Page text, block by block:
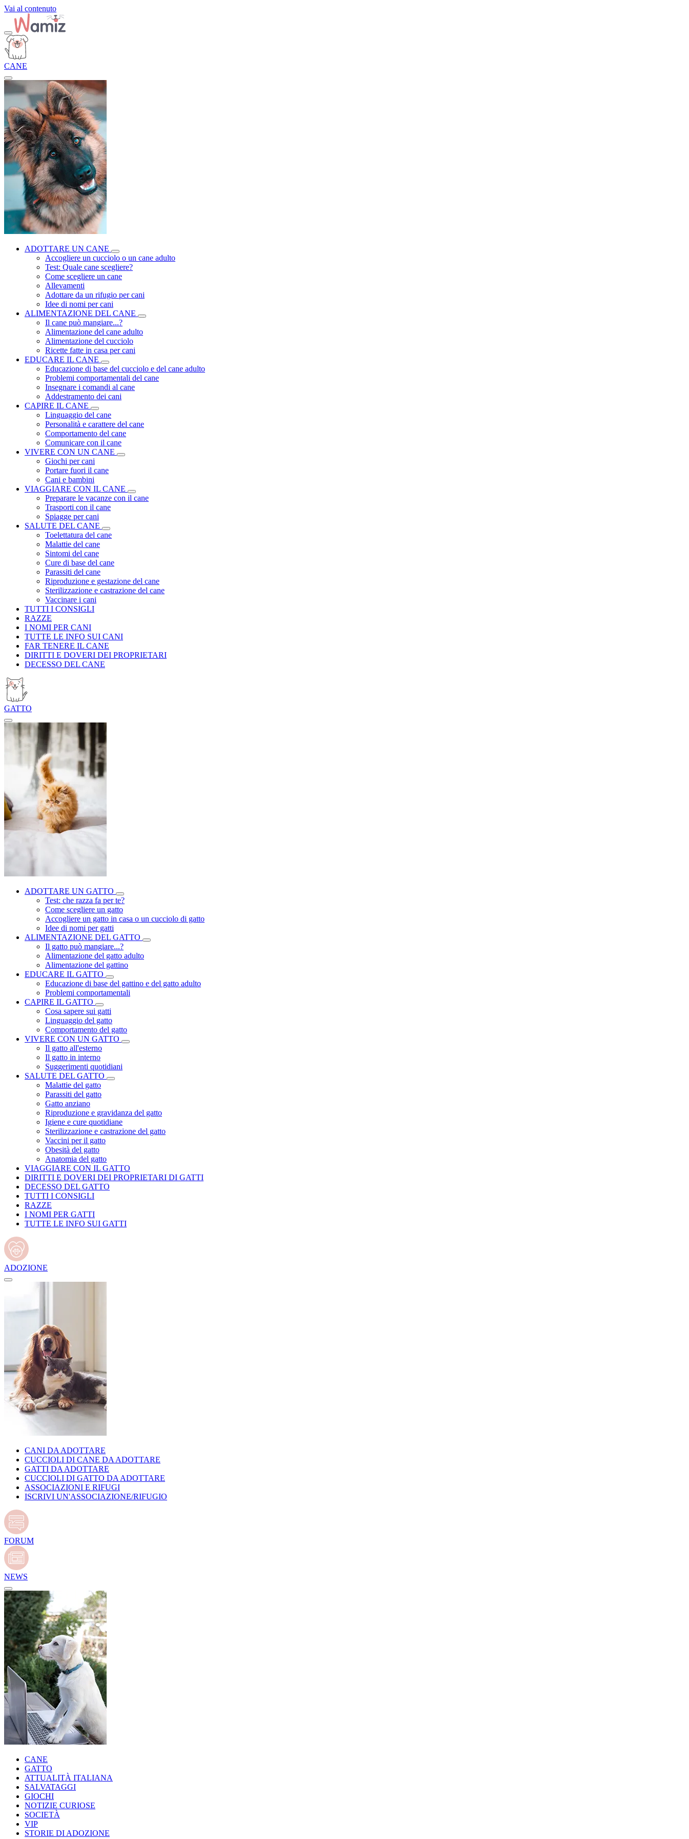
Vai al contenuto
CANE
ADOTTARE UN CANE
Accogliere un cucciolo o un cane adulto
Test: Quale cane scegliere?
Come scegliere un cane
Allevamenti
Adottare da un rifugio per cani
Idee di nomi per cani
ALIMENTAZIONE DEL CANE
Il cane può mangiare...?
Alimentazione del cane adulto
Alimentazione del cucciolo
Ricette fatte in casa per cani
EDUCARE IL CANE
Educazione di base del cucciolo e del cane adulto
Problemi comportamentali del cane
Insegnare i comandi al cane
Addestramento dei cani
CAPIRE IL CANE
Linguaggio del cane
Personalità e carattere del cane
Comportamento del cane
Comunicare con il cane
VIVERE CON UN CANE
Giochi per cani
Portare fuori il cane
Cani e bambini
VIAGGIARE CON IL CANE
Preparare le vacanze con il cane
Trasporti con il cane
Spiagge per cani
SALUTE DEL CANE
Toelettatura del cane
Malattie del cane
Sintomi del cane
Cure di base del cane
Parassiti del cane
Riproduzione e gestazione del cane
Sterilizzazione e castrazione del cane
Vaccinare i cani
TUTTI I CONSIGLI
RAZZE
I NOMI PER CANI
TUTTE LE INFO SUI CANI
FAR TENERE IL CANE
DIRITTI E DOVERI DEI PROPRIETARI
DECESSO DEL CANE
GATTO
ADOTTARE UN GATTO
Test: che razza fa per te?
Come scegliere un gatto
Accogliere un gatto in casa o un cucciolo di gatto
Idee di nomi per gatti
ALIMENTAZIONE DEL GATTO
Il gatto può mangiare...?
Alimentazione del gatto adulto
Alimentazione del gattino
EDUCARE IL GATTO
Educazione di base del gattino e del gatto adulto
Problemi comportamentali
CAPIRE IL GATTO
Cosa sapere sui gatti
Linguaggio del gatto
Comportamento del gatto
VIVERE CON UN GATTO
Il gatto all'esterno
Il gatto in interno
Suggerimenti quotidiani
SALUTE DEL GATTO
Malattie del gatto
Parassiti del gatto
Gatto anziano
Riproduzione e gravidanza del gatto
Igiene e cure quotidiane
Sterilizzazione e castrazione del gatto
Vaccini per il gatto
Obesità del gatto
Anatomia del gatto
VIAGGIARE CON IL GATTO
DIRITTI E DOVERI DEI PROPRIETARI DI GATTI
DECESSO DEL GATTO
TUTTI I CONSIGLI
RAZZE
I NOMI PER GATTI
TUTTE LE INFO SUI GATTI
ADOZIONE
CANI DA ADOTTARE
CUCCIOLI DI CANE DA ADOTTARE
GATTI DA ADOTTARE
CUCCIOLI DI GATTO DA ADOTTARE
ASSOCIAZIONI E RIFUGI
ISCRIVI UN'ASSOCIAZIONE/RIFUGIO
FORUM
NEWS
CANE
GATTO
ATTUALITÀ ITALIANA
SALVATAGGI
GIOCHI
NOTIZIE CURIOSE
SOCIETÀ
VIP
STORIE DI ADOZIONE